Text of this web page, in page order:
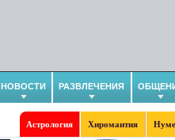
НОВОСТИ РАЗВЛЕЧЕНИЯ
Астрология Хиромантия